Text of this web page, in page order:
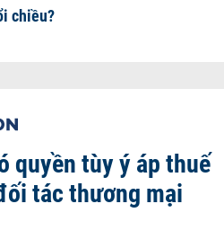
chiều?
quyền tùy ý áp thuế
tác thương mại